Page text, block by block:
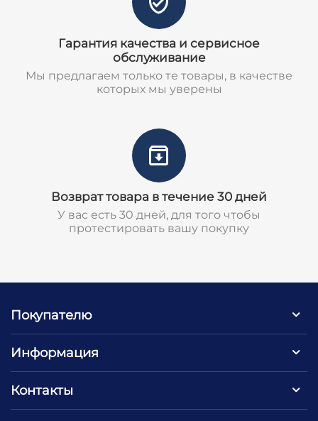
Гарантия качества и сервисное
обслуживание
Мы предлагаем только те товары, в качестве
которых мы уверены
Возврат товара в течение 30 дней
У вас есть 30 дней, для того чтобы
протестировать вашу покупку
Покупателю
Информация
Контакты